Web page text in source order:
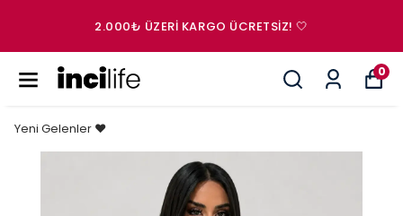
2.000₺ ÜZERI KARGO ÜCRETSIZ! 🤍
0
Yeni Gelenler ❤️